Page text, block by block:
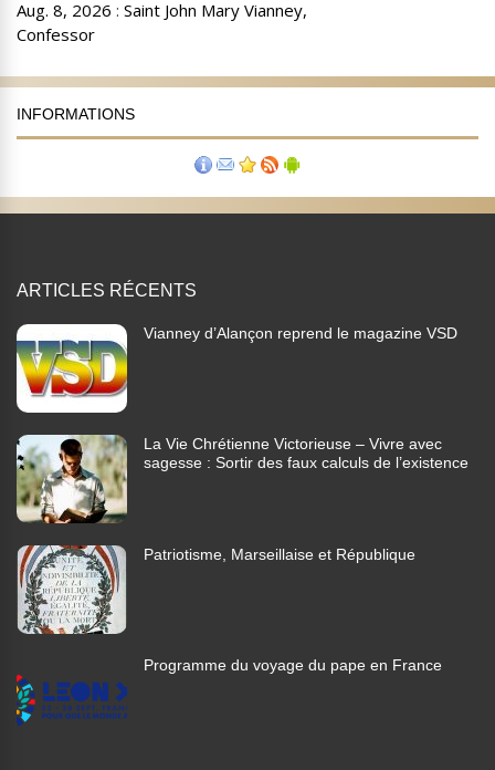
INFORMATIONS
ARTICLES RÉCENTS
Vianney d’Alançon reprend le magazine VSD
La Vie Chrétienne Victorieuse – Vivre avec
sagesse : Sortir des faux calculs de l’existence
Patriotisme, Marseillaise et République
Programme du voyage du pape en France